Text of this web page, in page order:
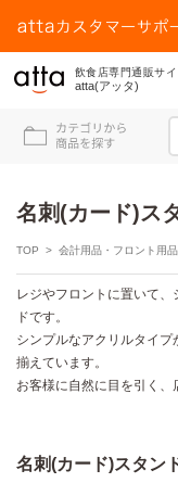
飲食店専門通販サイ
atta(アッタ)
名刺(カード)ス
TOP > 会計用品・フロント用品
レジやフロントに置いて
ドです。
シンプルなアクリルタイプ
揃えています。
お客様に自然に目を引く、
名刺(カード)スタン